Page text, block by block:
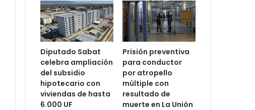
Diputado Sabat
celebra ampliación
del subsidio
hipotecario con
viviendas de hasta
6.000 UF
Prisión preventiva
para conductor
por atropello
múltiple con
resultado de
muerte en La Unión